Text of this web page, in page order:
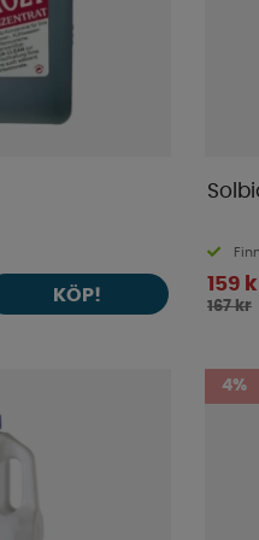
KÖP!
159
167 kr
4%